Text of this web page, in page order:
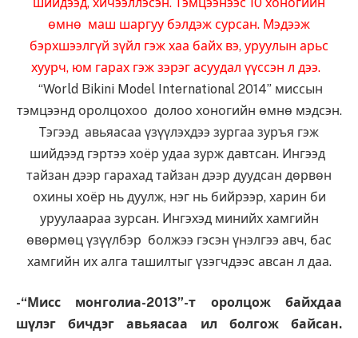
өмнө маш шаргуу бэлдэж сурсан. Мэдээж
бэрхшээлгүй зүйл гэж хаа байх вэ, уруулын арьс
хуурч, юм гарах гэж зэрэг асуудал үүссэн л дээ.
“World Bikini Model International 2014” миссын
тэмцээнд оролцохоо долоо хоногийн өмнө мэдсэн.
Тэгээд авьяасаа үзүүлэхдээ зургаа зуръя гэж
шийдээд гэртээ хоёр удаа зурж давтсан. Ингээд
тайзан дээр гарахад тайзан дээр дуудсан дөрвөн
охины хоёр нь дуулж, нэг нь бийрээр, харин би
уруулаараа зурсан. Ингэхэд минийх хамгийн
өвөрмөц үзүүлбэр болжээ гэсэн үнэлгээ авч, бас
хамгийн их алга ташилтыг үзэгчдээс авсан л даа.
-“Мисс монголиа-2013”-т оролцож байхдаа
шүлэг бичдэг авьяасаа ил болгож байсан.